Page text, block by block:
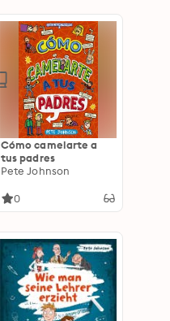
Cómo camelarte a
tus padres
Pete Johnson
0